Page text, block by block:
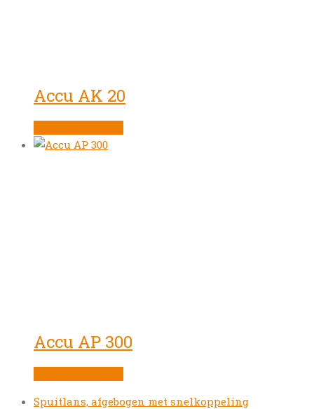
Accu AK 20
Accu AP 300
previous
Spuitlans, afgebogen met snelkoppeling